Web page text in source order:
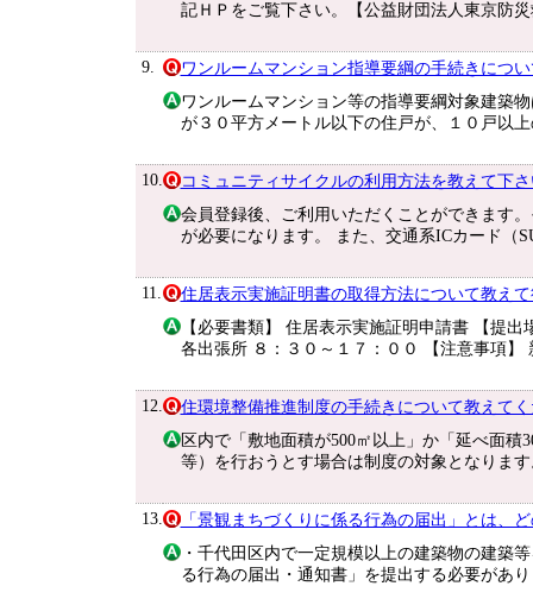
記ＨＰをご覧下さい。【公益財団法人東京防
9.
ワンルームマンション指導要綱の手続きにつ
ワンルームマンション等の指導要綱対象建築
が３０平方メートル以下の住戸が、１０戸以
10.
コミュニティサイクルの利用方法を教えて下
会員登録後、ご利用いただくことができます
が必要になります。 また、交通系ICカード（
11.
住居表示実施証明書の取得方法について教え
【必要書類】 住居表示実施証明申請書 【提
各出張所 ８：３０～１７：００ 【注意事項
12.
住環境整備推進制度の手続きについて教えて
区内で「敷地面積が500㎡以上」か「延べ面積
等）を行おうとす場合は制度の対象となりま
13.
「景観まちづくりに係る行為の届出」とは、
・千代田区内で一定規模以上の建築物の建築
る行為の届出・通知書」を提出する必要があ